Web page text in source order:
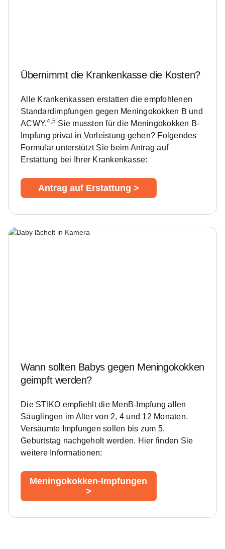
Übernimmt die Krankenkasse die Kosten?
Alle Krankenkassen erstatten die empfohlenen
Standardimpfungen gegen Meningokokken B und
ACWY.4,5 Sie mussten für die Meningokokken B-
Impfung privat in Vorleistung gehen? Folgendes
Formular unterstützt Sie beim Antrag auf
Erstattung bei Ihrer Krankenkasse:
Antrag auf Erstattung >
Wann sollten Babys gegen Meningokokken
geimpft werden?
Die STIKO empfiehlt die MenB-Impfung allen
Säuglingen im Alter von 2, 4 und 12 Monaten.
Versäumte Impfungen sollen bis zum 5.
Geburtstag nachgeholt werden. Hier finden Sie
weitere Informationen:
Meningokokken-Impfungen
>